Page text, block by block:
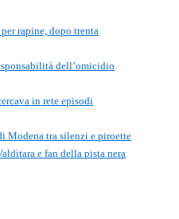
rapine, dopo trenta
dell’omicidio
in rete episodi
Modena tra silenzi e piroette
e fan della pista nera